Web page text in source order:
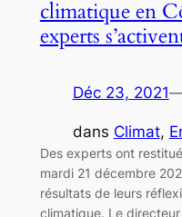
climatique en
experts
Déc 23, 2021
dans Climat,
Des experts ont
mardi 21 décembre
résultats de leurs
climatique. Le